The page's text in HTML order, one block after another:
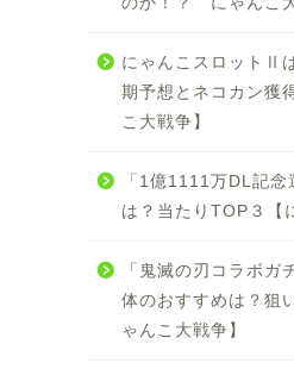
にゃんこスロットⅡ
期予想とネコカン獲
こ大戦争】
「1億1111万DL記念
は？当たりTOP３【
「鬼滅の刃コラボガ
体のおすすめは？狙
ゃんこ大戦争】